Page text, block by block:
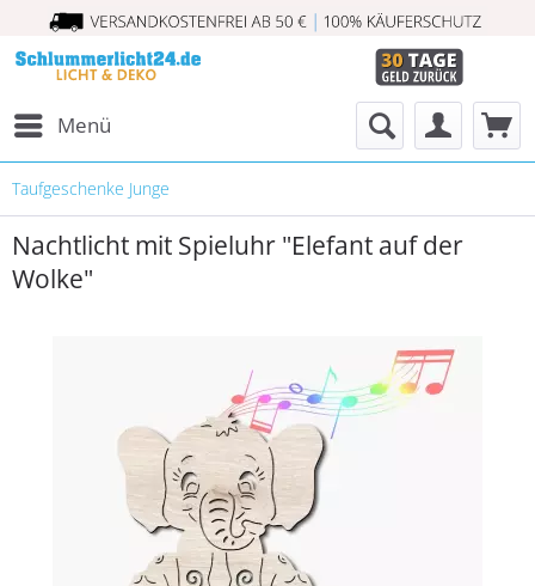
Menü
Taufgeschenke Junge
Nachtlicht mit Spieluhr "Elefant auf der
Wolke"